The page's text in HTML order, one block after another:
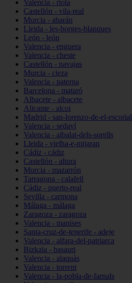
Valencia - riola
Castellón - vila-real
Murcia - abarán
Lleida - les-borges-blanques
León - león
Valencia - enguera
Valencia - cheste
Castellón - navajas
Murcia - cieza
Valencia - paterna
Barcelona - mataró
Albacete - albacete
Alicante - alcoi
Madrid - san-lorenzo-de-el-escorial
Valencia - sedaví
Valencia - albalat-dels-sorells
Lleida - vielha-e-mijaran
Cádiz - cádiz
Castellón - altura
Murcia - mazarrón
Tarragona - calafell
Cádiz - puerto-real
Sevilla - carmona
Málaga - málaga
Zaragoza - zaragoza
Valencia - manises
Santa-cruz-de-tenerife - adeje
Valencia - alfara-del-patriarca
Bizkaia - basauri
Valencia - alaquàs
Valencia - torrent
Valencia - la-pobla-de-farnals